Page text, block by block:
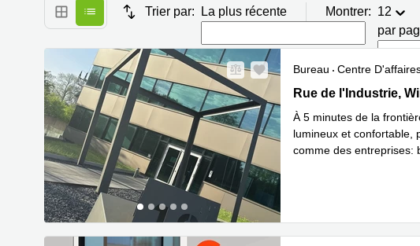
Trier par: La plus récente Montrer: 12
par
Bureau Centre
Rue de l'Industrie 18,
Rue de l'Industrie,
À 5 minutes de la
lumineux et confortable,
comme des entreprises: